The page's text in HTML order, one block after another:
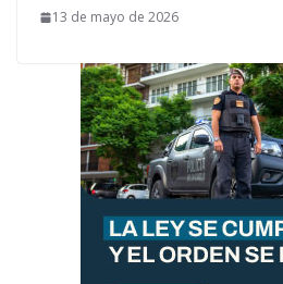
13 de mayo de 2026